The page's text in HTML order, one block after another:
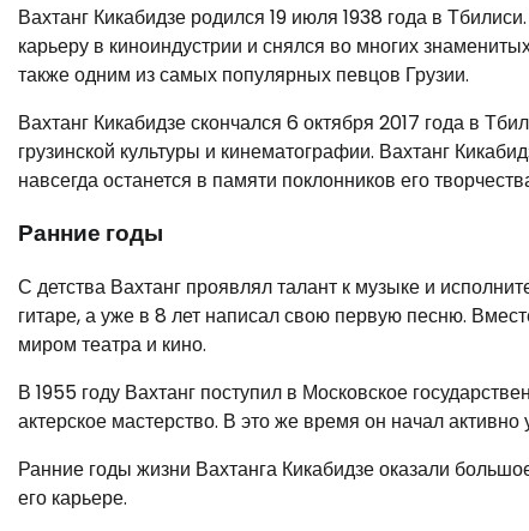
Вахтанг Кикабидзе родился 19 июля 1938 года в
карьеру в киноиндустрии и снялся во многих
также одним из самых популярных певцов Грузии.
Вахтанг Кикабидзе скончался 6 октября 2017 года в
грузинской культуры и кинематографии. Вахтанг
навсегда останется в памяти поклонников его
Ранние годы
С детства Вахтанг проявлял талант к музыке и
гитаре, а уже в 8 лет написал свою первую песню.
миром театра и кино.
В 1955 году Вахтанг поступил в Московское
актерское мастерство. В это же время он начал
Ранние годы жизни Вахтанга Кикабидзе оказали
его карьере.